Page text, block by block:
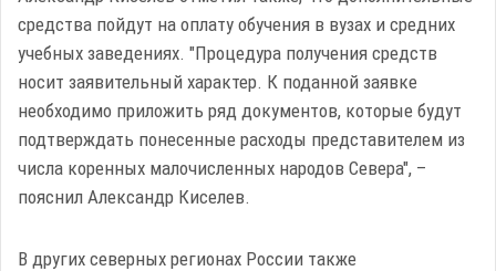
средства пойдут на оплату обучения в вузах и средних
учебных заведениях. "Процедура получения средств
носит заявительный характер. К поданной заявке
необходимо приложить ряд документов, которые будут
подтверждать понесенные расходы представителем из
числа коренных малочисленных народов Севера", –
пояснил Александр Киселев.
В других северных регионах России также